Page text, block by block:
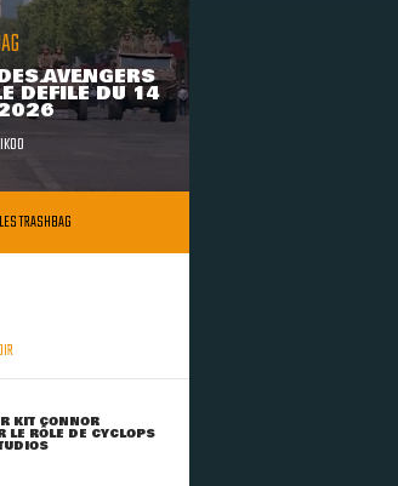
AVENGERS
DÉFILÉ DU 14
TRASHBAG
KIT CONNOR
LE RÔLE DE CYCLOPS